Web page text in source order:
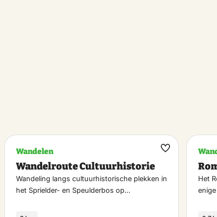
Wandelen
Wandelroute Cultuurhistorie
Wandeling langs cultuurhistorische plekken in
het Sprielder- en Speulderbos op…
Maak
Het